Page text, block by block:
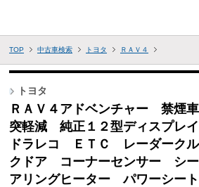
TOP 中古車検索 トヨタ ＲＡＶ４
トヨタ
ＲＡＶ４アドベンチャー 禁
突軽減 純正１２型ディスプレ
ドラレコ ＥＴＣ レーダーク
クドア コーナーセンサー シ
アリングヒーター パワーシー